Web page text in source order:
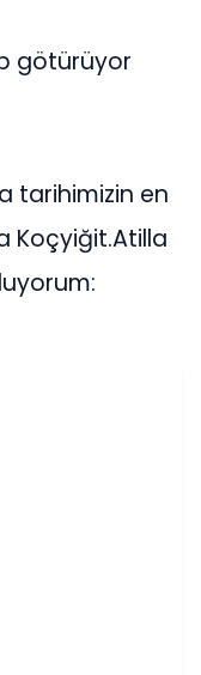
götürüyor
tarihimizin en
Koçyiğit.Atilla